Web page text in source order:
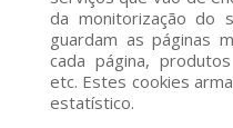
da monitorização do
guardam as páginas
cada página,
etc. Estes cookies
estatístico.